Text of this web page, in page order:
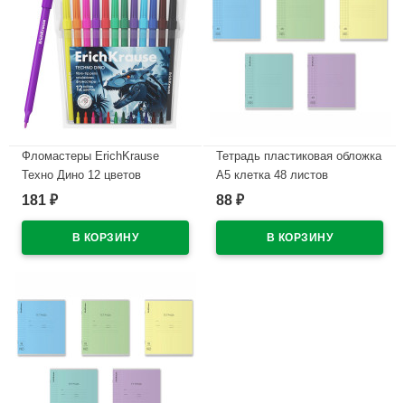
Фломастеры ErichKrause
Техно Дино 12 цветов
арт.65030
181 ₽
Тетрадь пластиковая обложка
А5 клетка 48 листов
ErichKrause CoverPrо
арт.64630
88 ₽